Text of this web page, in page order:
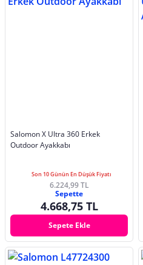
Salomon X Ultra 360 Erkek
Outdoor Ayakkabı
Son 10 Günün En Düşük Fiyatı
6.224,99 TL
Sepette
4.668,75 TL
Sepete Ekle